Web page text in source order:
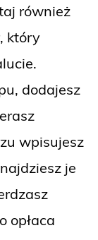
również
który
dodajesz
wpisujesz
je
opłaca